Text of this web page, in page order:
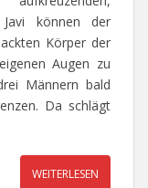
können der
Körper der
Augen zu
Männern bald
Da schlägt
WEITERLESEN